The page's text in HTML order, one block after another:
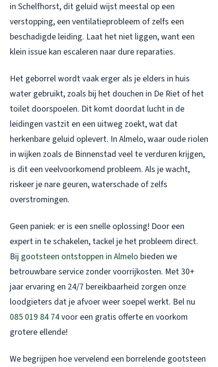
in Schelfhorst, dit geluid wijst meestal op een
verstopping, een ventilatieprobleem of zelfs een
beschadigde leiding. Laat het niet liggen, want een
klein issue kan escaleren naar dure reparaties.
Het geborrel wordt vaak erger als je elders in huis
water gebruikt, zoals bij het douchen in De Riet of het
toilet doorspoelen. Dit komt doordat lucht in de
leidingen vastzit en een uitweg zoekt, wat dat
herkenbare geluid oplevert. In Almelo, waar oude riolen
in wijken zoals de Binnenstad veel te verduren krijgen,
is dit een veelvoorkomend probleem. Als je wacht,
riskeer je nare geuren, waterschade of zelfs
overstromingen.
Geen paniek: er is een snelle oplossing! Door een
expert in te schakelen, tackel je het probleem direct.
Bij gootsteen ontstoppen in Almelo bieden we
betrouwbare service zonder voorrijkosten. Met 30+
jaar ervaring en 24/7 bereikbaarheid zorgen onze
loodgieters dat je afvoer weer soepel werkt. Bel nu
085 019 84 74voor een gratis offerte en voorkom
grotere ellende!
We begrijpen hoe vervelend een borrelende gootsteen